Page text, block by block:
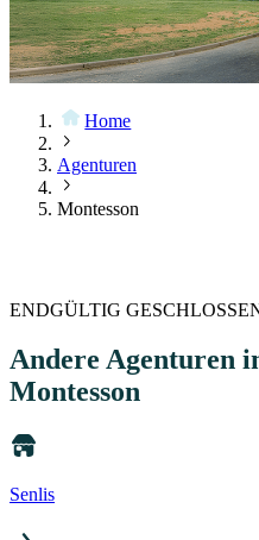
Home
Agenturen
Montesson
ENDGÜLTIG
Andere Agenturen
Montesson
Senlis